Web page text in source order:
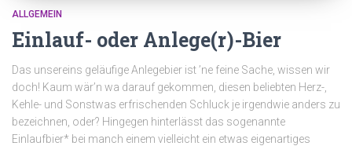
ALLGEMEIN
Einlauf- oder Anlege(r)-Bier
Das unsereins geläufige Anlegebier ist ’ne feine Sache, wissen wir
doch! Kaum wär’n wa darauf gekommen, diesen beliebten Herz-,
Kehle- und Sonstwas erfrischenden Schluck je irgendwie anders zu
bezeichnen, oder? Hingegen hinterlässt das sogenannte
Einlaufbier* bei manch einem vielleicht ein etwas eigenartiges